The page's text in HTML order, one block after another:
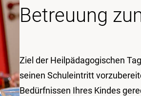
Betreu­ung
Ziel der Heilpädagogischen
seinen Schuleintritt
Bedürfnissen Ihres Kindes